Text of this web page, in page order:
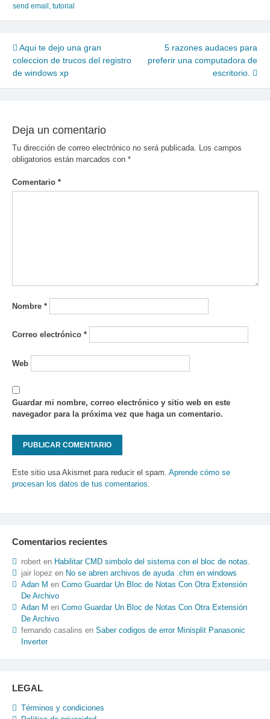
send email , tutorial
Navegación
de
entradas
Aqui te dejo una gran
coleccion de trucos del registro
de windows xp
5 razones audaces para
preferir una computadora de
escritorio.
Deja un comentario
Tu dirección de correo electrónico no será publicada.
Los campos
obligatorios están marcados con *
Comentario *
Nombre *
Correo electrónico *
Web
Guardar mi nombre, correo electrónico y sitio web en este
navegador para la próxima vez que haga un comentario.
Este sitio usa Akismet para reducir el spam. Aprende cómo se
procesan los datos de tus comentarios.
Comentarios recientes
roberten Habilitar CMD simbolo del sistema con el bloc de notas.
jair lopez en No se abren archivos de ayuda .chm en windows
Adan M en Como Guardar Un Bloc de Notas Con Otra Extensión
De Archivo
Adan M en Como Guardar Un Bloc de Notas Con Otra Extensión
De Archivo
fernando casalins en Saber codigos de error Minisplit Panasonic
Inverter
LEGAL
Términos y condiciones